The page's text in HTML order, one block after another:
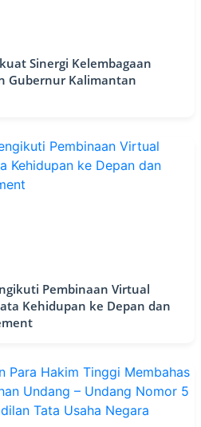
Sinergi Kelembagaan
Gubernur Kalimantan
Pembinaan Virtual
Kehidupan ke Depan dan